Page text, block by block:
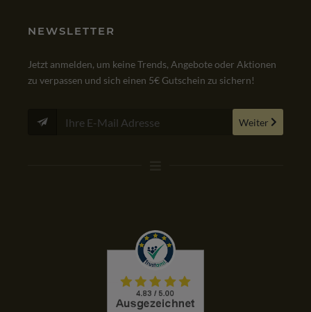
NEWSLETTER
Jetzt anmelden, um keine Trends, Angebote oder Aktionen
zu verpassen und sich einen 5€ Gutschein zu sichern!
Weiter